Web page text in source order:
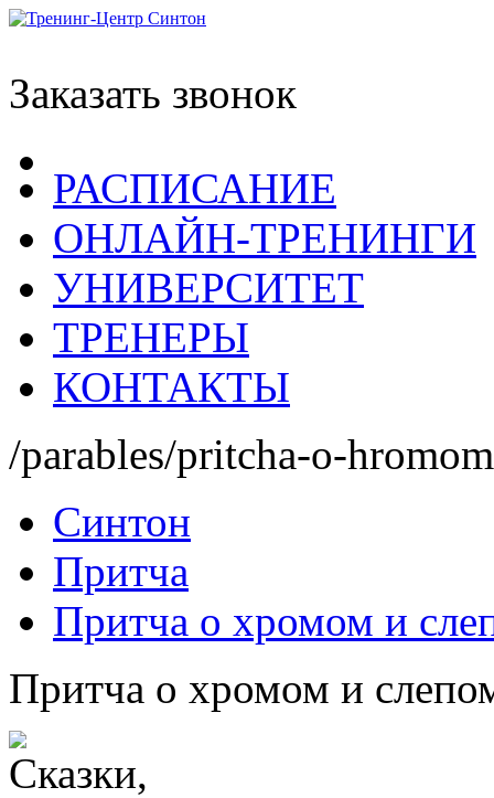
Заказать звонок
РАСПИСАНИЕ
ОНЛАЙН-ТРЕНИНГИ
УНИВЕРСИТЕТ
ТРЕНЕРЫ
КОНТАКТЫ
/parables/pritcha-o-
Синтон
Притча
Притча о хромом и
Притча о хромом и